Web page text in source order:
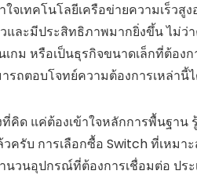
จเทคโนโลยีเครือข่ายความเร็วสู
และมีประสิทธิภาพมากยิ่งขึ้น ไม่
กม หรือเป็นธุรกิจขนาดเล็กที่ต้อ
รถตอบโจทย์ความต้องการเหล่านี้
ที่คิด แค่ต้องเข้าใจหลักการพื้นฐา
ครับ การเลือกซื้อ Switch ที่เหม
นวนอุปกรณ์ที่ต้องการเชื่อมต่อ ป